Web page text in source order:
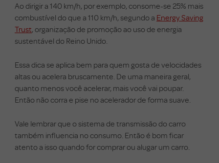
Ao dirigir a 140 km/h, por exemplo, consome-se 25% mais
combustível do que a 110 km/h, segundo a Energy Saving
Trust, organização de promoção ao uso de energia
sustentável do Reino Unido.
Essa dica se aplica bem para quem gosta de velocidades
altas ou acelera bruscamente. De uma maneira geral,
quanto menos você acelerar, mais você vai poupar.
Então não corra e pise no acelerador de forma suave.
Vale lembrar que o sistema de transmissão do carro
também influencia no consumo. Então é bom ficar
atento a isso quando for comprar ou alugar um carro.